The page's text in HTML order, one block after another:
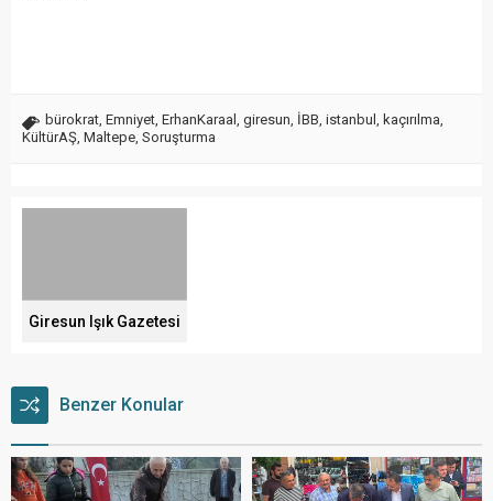
bürokrat Emniyet ErhanKaraal giresun İBB istanbul kaçırılma
KültürAŞ Maltepe Soruşturma
Giresun Işık Gazetesi
Benzer Konular